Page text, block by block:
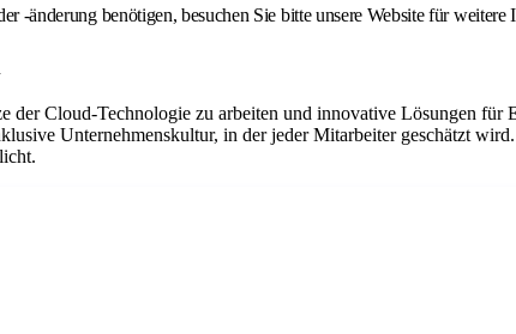
-änderung benötigen, besuchen Sie bitte unsere Website für weitere
Cloud-Technologie zu arbeiten und innovative Lösungen
Unternehmenskultur, in der jeder Mitarbeiter geschätzt